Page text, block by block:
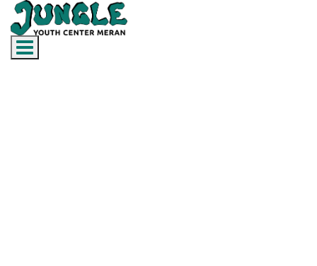
Toggle navigation